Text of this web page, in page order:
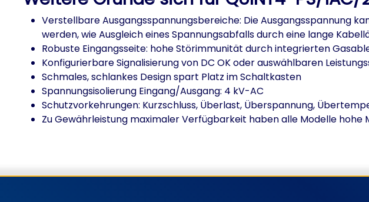
Verstellbare Ausgangsspannungsbereiche: Die Ausgangsspannung
werden, wie Ausgleich eines Spannungsabfalls durch eine lange
Robuste Eingangsseite: hohe Störimmunität durch integrierten
Konfigurierbare Signalisierung von DC OK oder auswählbaren
Schmales, schlankes Design spart Platz im Schaltkasten
Spannungsisolierung Eingang/Ausgang: 4 kV-AC
Schutzvorkehrungen: Kurzschluss, Überlast, Überspannung,
Zu Gewährleistung maximaler Verfügbarkeit haben alle Modelle hohe